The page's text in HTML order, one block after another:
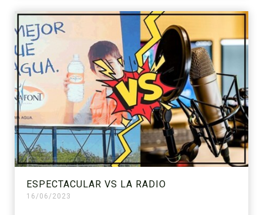
ESPECTACULAR VS LA RADIO
16/06/2023